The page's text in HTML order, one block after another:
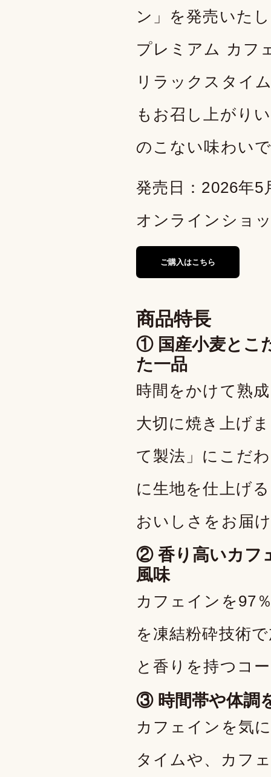
ン」を発売いた
プレミアム カフ
リラックスタイ
もお召し上がり
のこない味わい
発売日：2026年5
オンラインシ
ご購入はこちら
商品特長
① 国産小麦とこ
た一品
時間をかけて熟
大切に焼き上げ
て製法」にこだ
に生地を仕上げ
おいしさをお届
② 香り高いカフ
風味
カフェインを97
を凍結粉砕技術
と香りを持つコ
③ 時間帯や体調
カフェインを気
タイムや、カフ